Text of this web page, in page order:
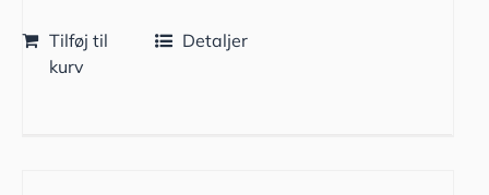
Tilføj til
kurv
Detaljer